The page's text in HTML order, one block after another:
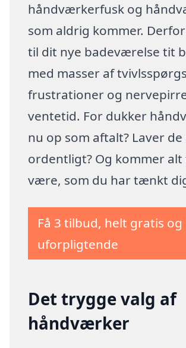
håndværkerfusk og
som aldrig kommer.
til dit nye badeværelse tit
med masser af
frustrationer og
ventetid. For dukker
nu op som aftalt? Laver
ordentligt? Og kommer alt
være, som du har tænkt
Få 3 tilbud, helt gratis og
uforpligtende
Det trygge valg af
håndværker